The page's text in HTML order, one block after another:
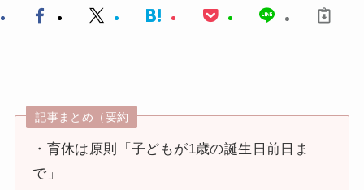
記事まとめ（要約
・育休は原則「子どもが1歳の誕生日前日ま
で」